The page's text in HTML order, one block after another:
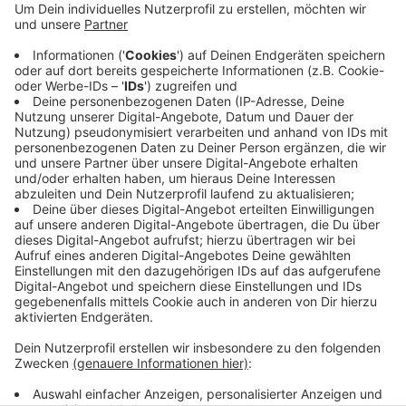
Anzeige
Passiert ist der Vorfall auf der Lange Straße in Dülken.
Mit ausgebreiteten Armen versuchte der 33-Jährige
eine Autofahrerin am Weiterfahren zu hindern. Laut
Zeugenaussagen soll der Mann vorher nach Kleingeld
gefragt haben. Die Frau setzte kurz nach dem Vorfall
ihre Fahrt fort. Nach ihr wird jetzt gesucht.
Anzeige
Anzeige